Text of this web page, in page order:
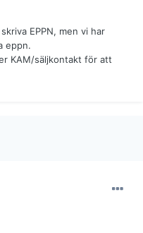
EPPN, men vi har
eppn.
KAM/säljkontakt för att